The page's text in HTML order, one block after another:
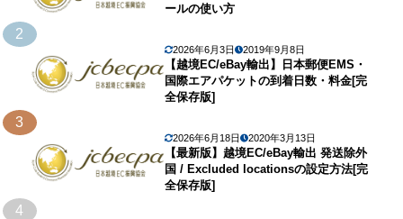
ールの使い方
2
2026年6月3日 2019年9月8日
【越境EC/eBay輸出】日本郵便EMS・
国際エアパケットの到着日数・料金[完
全保存版]
3
2026年6月18日 2020年3月13日
【最新版】越境EC/eBay輸出 発送除外
国 / Excluded locationsの設定方法[完
全保存版]
4